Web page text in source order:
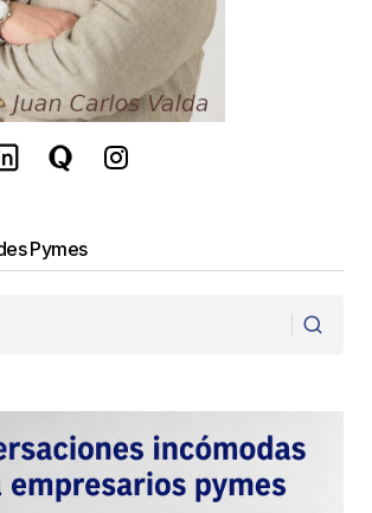
y laPolítica de
y losTérminos del servicio
se aplican.
Pymes